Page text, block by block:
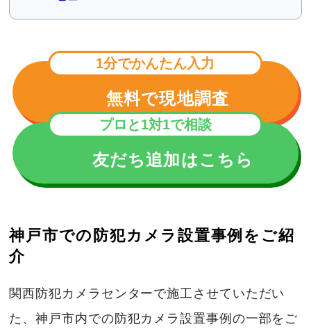
1分でかんたん入力
無料で現地調査
プロと1対1で相談
友だち追加はこちら
神戸市での防犯カメラ設置事例をご紹
介
関西防犯カメラセンターで施工させていただい
た、神戸市内での防犯カメラ設置事例の一部をご